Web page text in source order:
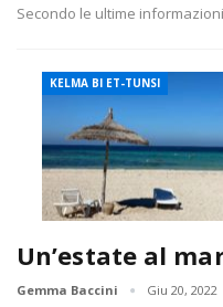
Secondo le ultime
KELMA BI ET-TUNSI
Un’estate al
Gemma Baccini Giu 20, 2022